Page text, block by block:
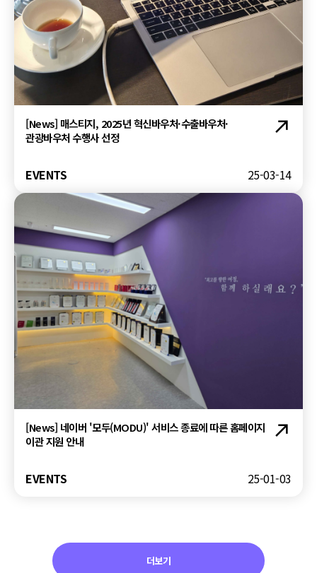
[News] 매스티지, 2025년 혁신바우처·수출바우처·
관광바우처 수행사 선정
EVENTS 25-03-14
[News] 네이버 '모두(MODU)' 서비스 종료에 따른 홈페이지
이관 지원 안내
EVENTS 25-01-03
더보기